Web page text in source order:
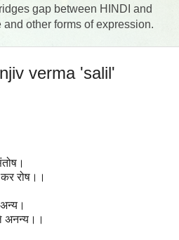
gap between HINDI and
other forms of expression.
verma 'salil'
रोष।।
अनन्य।।